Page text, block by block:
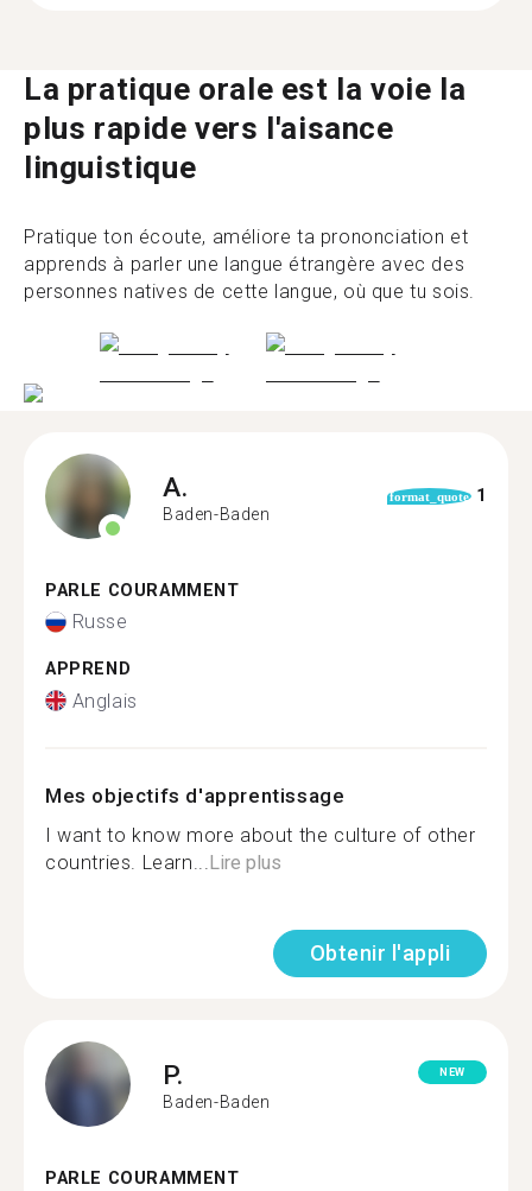
La pratique orale est la voie la
plus rapide vers l'aisance
linguistique
Pratique ton écoute, améliore ta prononciation et
apprends à parler une langue étrangère avec des
personnes natives de cette langue, où que tu sois.
A.
Baden-Baden
format_quote 1
PARLE COURAMMENT
Russe
APPREND
Anglais
Mes objectifs d'apprentissage
I want to know more about the culture of other
countries. Learn... Lire plus
Obtenir l'appli
P.
Baden-Baden
NEW
PARLE COURAMMENT